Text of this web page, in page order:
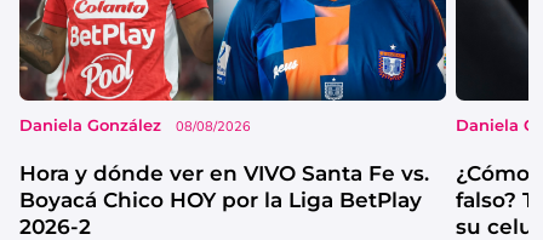
Daniela González 08/08/2026
Hora y dónde ver en VIVO Santa Fe vs.
Boyacá Chico HOY por la Liga BetPlay
2026-2
Daniela
¿Cómo
falso?
su